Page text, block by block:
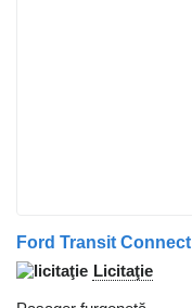
Ford Transit Connect
Licitaţie